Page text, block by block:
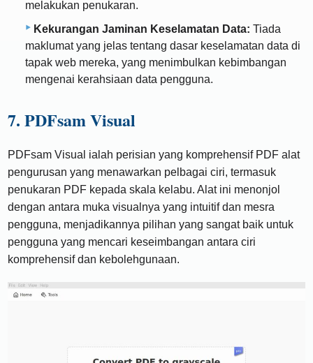
melakukan penukaran.
Kekurangan Jaminan Keselamatan Data: Tiada
maklumat yang jelas tentang dasar keselamatan data di
tapak web mereka, yang menimbulkan kebimbangan
mengenai kerahsiaan data pengguna.
7. PDFsam Visual
PDFsam Visual ialah perisian yang komprehensif PDF alat
pengurusan yang menawarkan pelbagai ciri, termasuk
penukaran PDF kepada skala kelabu. Alat ini menonjol
dengan antara muka visualnya yang intuitif dan mesra
pengguna, menjadikannya pilihan yang sangat baik untuk
pengguna yang mencari keseimbangan antara ciri
komprehensif dan kebolehgunaan.